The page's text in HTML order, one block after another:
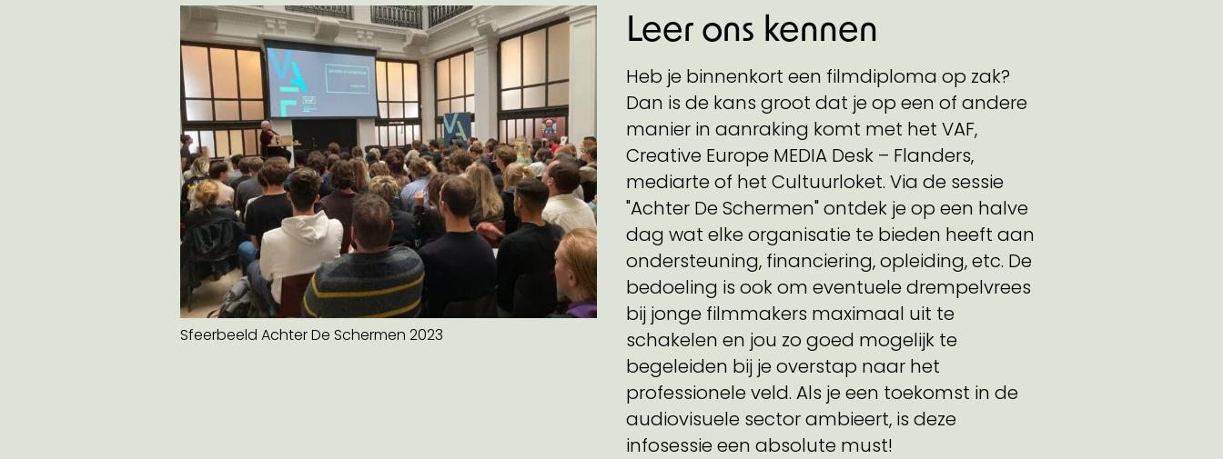
Sfeerbeeld Achter De Schermen 2023
Leer ons kennen
Heb je binnenkort een filmdiploma op zak?
Dan is de kans groot dat je op een of andere
manier in aanraking komt met het VAF,
Creative Europe MEDIA Desk – Flanders,
mediarte of het Cultuurloket. Via de sessie
"Achter De Schermen" ontdek je op een halve
dag wat elke organisatie te bieden heeft aan
ondersteuning, financiering, opleiding, etc. De
bedoeling is ook om eventuele drempelvrees
bij jonge filmmakers maximaal uit te
schakelen en jou zo goed mogelijk te
begeleiden bij je overstap naar het
professionele veld. Als je een toekomst in de
audiovisuele sector ambieert, is deze
infosessie een absolute must!